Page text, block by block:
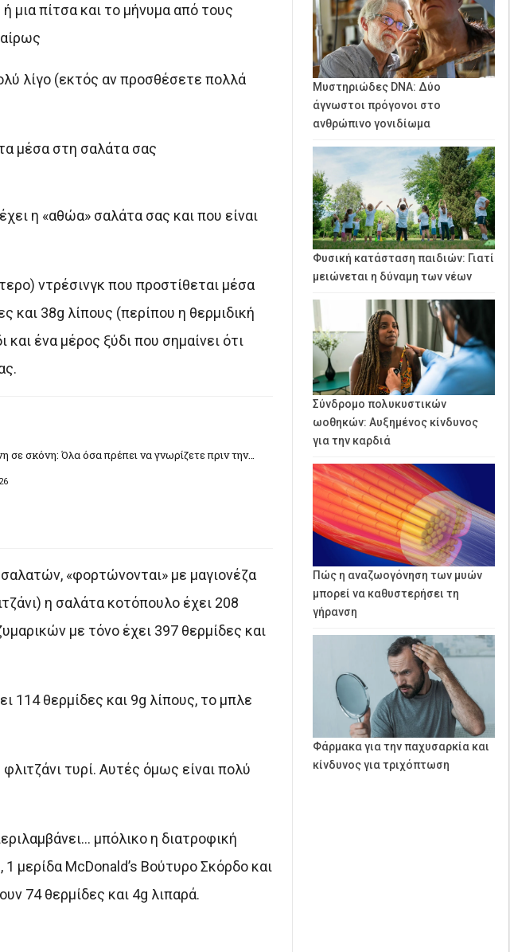
μια πίτσα και το μήνυμα από τους
λίγο (εκτός αν προσθέσετε πολλά
μέσα στη σαλάτα σας
η «αθώα» σαλάτα σας και που είναι
ντρέσινγκ που προστίθεται μέσα
και 38g λίπους (περίπου η θερμιδική
ένα μέρος ξύδι που σημαίνει ότι
σε σκόνη: Όλα όσα πρέπει να γνωρίζετε πριν την…
«φορτώνονται» με μαγιονέζα
η σαλάτα κοτόπουλο έχει 208
με τόνο έχει 397 θερμίδες και
114 θερμίδες και 9g λίπους, το μπλε
τυρί. Αυτές όμως είναι πολύ
μπόλικο η διατροφική
μερίδα McDonald’s Βούτυρο Σκόρδο και
74 θερμίδες και 4g λιπαρά.
Μυστηριώδες DNA: Δύο
άγνωστοι πρόγονοι στο
ανθρώπινο γονιδίωμα
Φυσική κατάσταση παιδιών: Γιατί
μειώνεται η δύναμη των νέων
Σύνδρομο πολυκυστικών
ωοθηκών: Αυξημένος κίνδυνος
για την καρδιά
Πώς η αναζωογόνηση των μυών
μπορεί να καθυστερήσει τη
γήρανση
Φάρμακα για την παχυσαρκία και
κίνδυνος για τριχόπτωση